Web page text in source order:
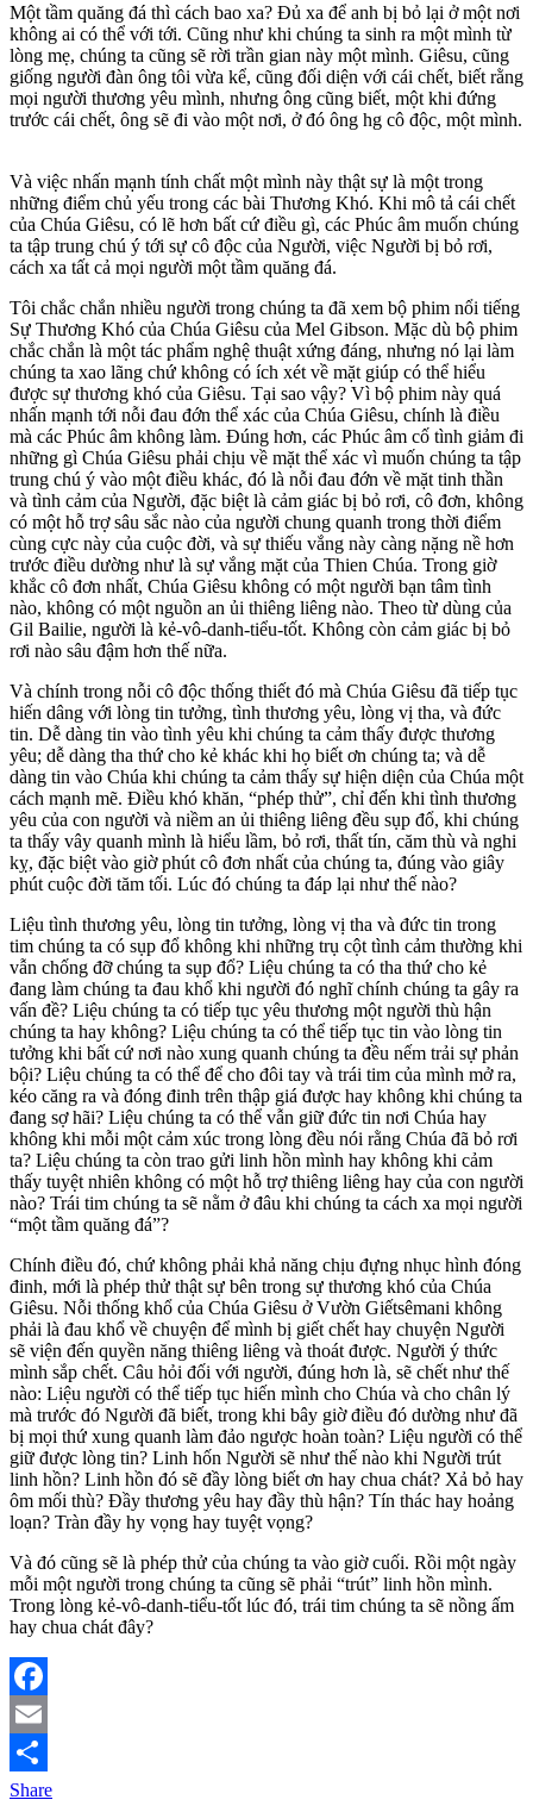
Một tầm quăng đá thì cách bao xa? Đủ xa để anh bị bỏ lại ở một nơi
không ai có thể với tới. Cũng như khi chúng ta sinh ra một mình từ
lòng mẹ, chúng ta cũng sẽ rời trần gian này một mình. Giêsu, cũng
giống người đàn ông tôi vừa kể, cũng đối diện với cái chết, biết rằng
mọi người thương yêu mình, nhưng ông cũng biết, một khi đứng
trước cái chết, ông sẽ đi vào một nơi, ở đó ông hg cô độc, một mình.
Và việc nhấn mạnh tính chất một mình này thật sự là một trong
những điểm chủ yếu trong các bài Thương Khó. Khi mô tả cái chết
của Chúa Giêsu, có lẽ hơn bất cứ điều gì, các Phúc âm muốn chúng
ta tập trung chú ý tới sự cô độc của Người, việc Người bị bỏ rơi,
cách xa tất cả mọi người một tầm quăng đá.
Tôi chắc chắn nhiều người trong chúng ta đã xem bộ phim nổi tiếng
Sự Thương Khó của Chúa Giêsu của Mel Gibson. Mặc dù bộ phim
chắc chắn là một tác phẩm nghệ thuật xứng đáng, nhưng nó lại làm
chúng ta xao lãng chứ không có ích xét về mặt giúp có thể hiểu
được sự thương khó của Giêsu. Tại sao vậy? Vì bộ phim này quá
nhấn mạnh tới nỗi đau đớn thể xác của Chúa Giêsu, chính là điều
mà các Phúc âm không làm. Đúng hơn, các Phúc âm cố tình giảm đi
những gì Chúa Giêsu phải chịu về mặt thể xác vì muốn chúng ta tập
trung chú ý vào một điều khác, đó là nỗi đau đớn về mặt tinh thần
và tình cảm của Người, đặc biệt là cảm giác bị bỏ rơi, cô đơn, không
có một hỗ trợ sâu sắc nào của người chung quanh trong thời điểm
cùng cực này của cuộc đời, và sự thiếu vắng này càng nặng nề hơn
trước điều dường như là sự vắng mặt của Thien Chúa. Trong giờ
khắc cô đơn nhất, Chúa Giêsu không có một người bạn tâm tình
nào, không có một nguồn an ủi thiêng liêng nào. Theo từ dùng của
Gil Bailie, người là kẻ-vô-danh-tiểu-tốt. Không còn cảm giác bị bỏ
rơi nào sâu đậm hơn thế nữa.
Và chính trong nỗi cô độc thống thiết đó mà Chúa Giêsu đã tiếp tục
hiến dâng với lòng tin tưởng, tình thương yêu, lòng vị tha, và đức
tin. Dễ dàng tin vào tình yêu khi chúng ta cảm thấy được thương
yêu; dễ dàng tha thứ cho kẻ khác khi họ biết ơn chúng ta; và dễ
dàng tin vào Chúa khi chúng ta cảm thấy sự hiện diện của Chúa một
cách mạnh mẽ. Điều khó khăn, “phép thử”, chỉ đến khi tình thương
yêu của con người và niềm an ủi thiêng liêng đều sụp đổ, khi chúng
ta thấy vây quanh mình là hiểu lầm, bỏ rơi, thất tín, căm thù và nghi
kỵ, đặc biệt vào giờ phút cô đơn nhất của chúng ta, đúng vào giây
phút cuộc đời tăm tối. Lúc đó chúng ta đáp lại như thế nào?
Liệu tình thương yêu, lòng tin tưởng, lòng vị tha và đức tin trong
tim chúng ta có sụp đổ không khi những trụ cột tình cảm thường khi
vẫn chống đỡ chúng ta sụp đổ? Liệu chúng ta có tha thứ cho kẻ
đang làm chúng ta đau khổ khi người đó nghĩ chính chúng ta gây ra
vấn đề? Liệu chúng ta có tiếp tục yêu thương một người thù hận
chúng ta hay không? Liệu chúng ta có thể tiếp tục tin vào lòng tin
tưởng khi bất cứ nơi nào xung quanh chúng ta đều nếm trải sự phản
bội? Liệu chúng ta có thể để cho đôi tay và trái tim của mình mở ra,
kéo căng ra và đóng đinh trên thập giá được hay không khi chúng ta
đang sợ hãi? Liệu chúng ta có thể vẫn giữ đức tin nơi Chúa hay
không khi mỗi một cảm xúc trong lòng đều nói rằng Chúa đã bỏ rơi
ta? Liệu chúng ta còn trao gửi linh hồn mình hay không khi cảm
thấy tuyệt nhiên không có một hỗ trợ thiêng liêng hay của con người
nào? Trái tim chúng ta sẽ nằm ở đâu khi chúng ta cách xa mọi người
“một tầm quăng đá”?
Chính điều đó, chứ không phải khả năng chịu đựng nhục hình đóng
đinh, mới là phép thử thật sự bên trong sự thương khó của Chúa
Giêsu. Nỗi thống khổ của Chúa Giêsu ở Vườn Giếtsêmani không
phải là đau khổ về chuyện để mình bị giết chết hay chuyện Người
sẽ viện đến quyền năng thiêng liêng và thoát được. Người ý thức
mình sắp chết. Câu hỏi đối với người, đúng hơn là, sẽ chết như thế
nào: Liệu người có thể tiếp tục hiến mình cho Chúa và cho chân lý
mà trước đó Người đã biết, trong khi bây giờ điều đó dường như đã
bị mọi thứ xung quanh làm đảo ngược hoàn toàn? Liệu người có thể
giữ được lòng tin? Linh hốn Người sẽ như thế nào khi Người trút
linh hồn? Linh hồn đó sẽ đầy lòng biết ơn hay chua chát? Xả bỏ hay
ôm mối thù? Đầy thương yêu hay đầy thù hận? Tín thác hay hoảng
loạn? Tràn đầy hy vọng hay tuyệt vọng?
Và đó cũng sẽ là phép thử của chúng ta vào giờ cuối. Rồi một ngày
mỗi một người trong chúng ta cũng sẽ phải “trút” linh hồn mình.
Trong lòng kẻ-vô-danh-tiểu-tốt lúc đó, trái tim chúng ta sẽ nồng ấm
hay chua chát đây?
Facebook
Email
Share